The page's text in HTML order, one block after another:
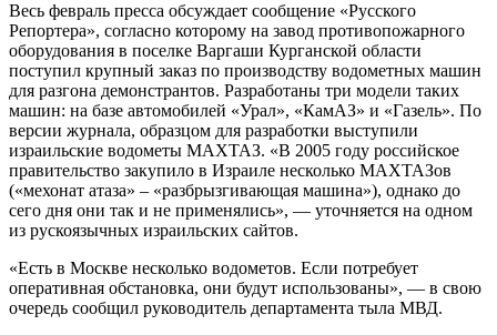
Весь февраль пресса обсуждает сообщение «Русского
Репортера», согласно которому на завод противопожарного
оборудования в поселке Варгаши Курганской области
поступил крупный заказ по производству водометных машин
для разгона демонстрантов. Разработаны три модели таких
машин: на базе автомобилей «Урал», «КамАЗ» и «Газель». По
версии журнала, образцом для разработки выступили
израильские водометы МАХТАЗ. «В 2005 году российское
правительство закупило в Израиле несколько МАХТАЗов
(«мехонат атаза» – «разбрызгивающая машина»), однако до
сего дня они так и не применялись», — уточняется на одном
из рускоязычных израильских сайтов.
«Есть в Москве несколько водометов. Если потребует
оперативная обстановка, они будут использованы», — в свою
очередь сообщил руководитель департамента тыла МВД.